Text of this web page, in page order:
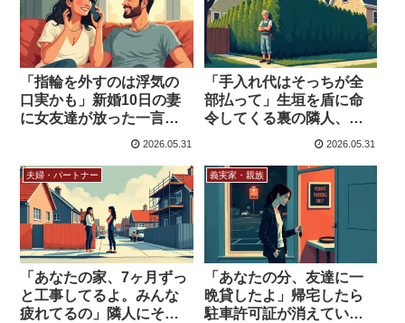
「指輪を外すのは浮気の
口実かも」新婚10日の妻
に女友達が放った一言か
ら始まる迷走劇、海外の
2026.05.31
「手入れ代はそっちが全
部払って」生垣を盾に命
令してくる裏の隣人、い
っそ撤去したら私が悪
2026.05.31
夫婦・パートナー
「あなたの家、7ヶ月ずっ
と工事してるよ。みんな
疲れてるの」隣人にそう
義実家・親族
「あなたの分、友達に一
晩貸したよ」帰宅したら
駐車許可証が消えていた